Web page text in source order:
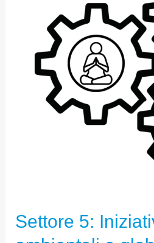
Settore 5:
POLITICHE,
AMBIENTALI
GLOBALI